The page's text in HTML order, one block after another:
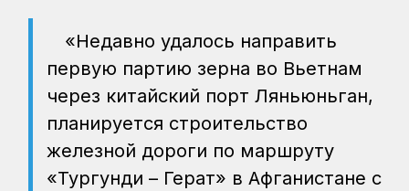
«Недавно удалось направить
первую партию зерна во Вьетнам
через китайский порт Ляньюньган,
планируется строительство
железной дороги по маршруту
«Тургунди – Герат» в Афганистане с